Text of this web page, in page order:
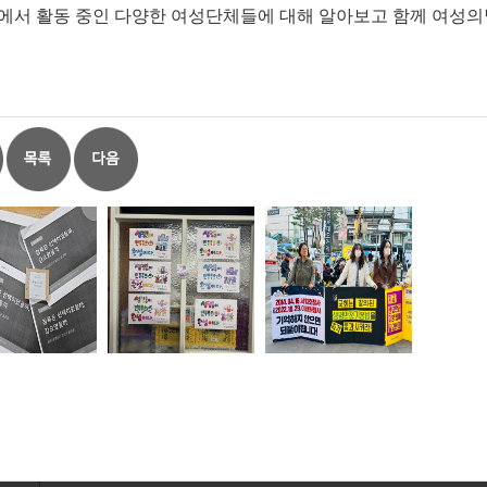
서 활동 중인 다양한 여성단체들에 대해 알아보고 함께 여성